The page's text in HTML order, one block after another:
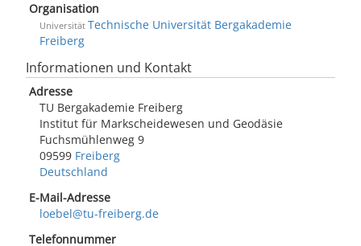
Organisation
Universität Technische Universität Bergakademie
Freiberg
Informationen und Kontakt
Adresse
TU Bergakademie Freiberg
Institut für Markscheidewesen und Geodäsie
Fuchsmühlenweg 9
09599 Freiberg
Deutschland
E-Mail-Adresse
loebel@tu-freiberg.de
Telefonnummer